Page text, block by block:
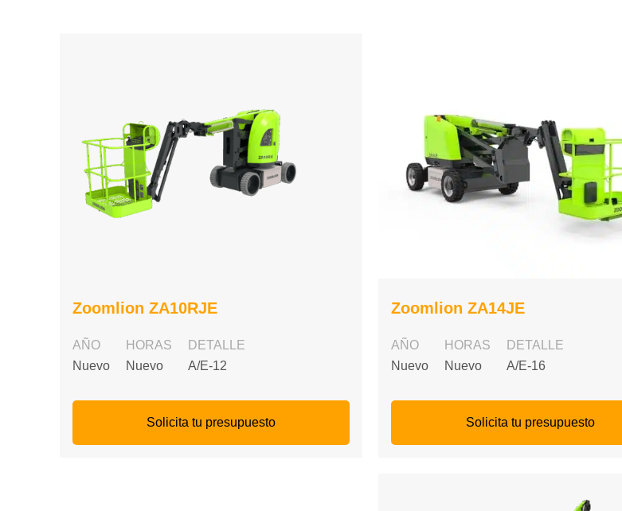
Zoomlion ZA10RJE
AÑO
Nuevo
HORAS
Nuevo
DETALLE
A/E-12
Solicita tu presupuesto
Zoomlion ZA14JE
AÑO
Nuevo
HORAS
Nuevo
DETALLE
A/E-16
Solicita tu presupuesto